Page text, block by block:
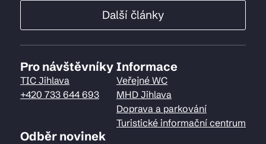
Další články
Pro návštěvníky
TIC Jihlava
+420 733 644 693
Informace
Veřejné WC
MHD Jihlava
Doprava a parkování
Turistické informační centrum
Odběr novinek